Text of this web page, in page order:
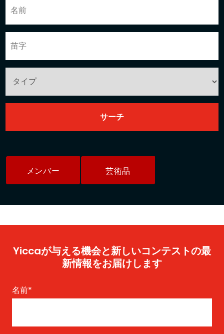
メンバー 芸術品
Yiccaが与える機会と新しいコンテストの最
新情報をお届けします
名前*